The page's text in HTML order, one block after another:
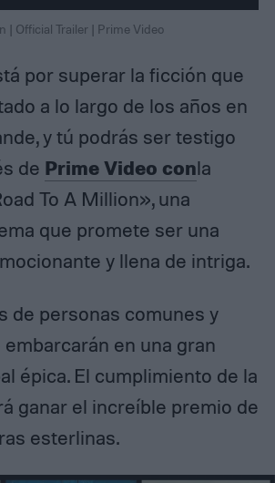
| Official Trailer | Prime Video
por superar la ficción que
a lo largo de los años en
y tú podrás ser testigo
de Prime Video conla
To A Million», una
que promete ser una
y llena de intriga.
de personas comunes y
en una gran
épica. El cumplimiento de la
ganar el increíble premio de
esterlinas.